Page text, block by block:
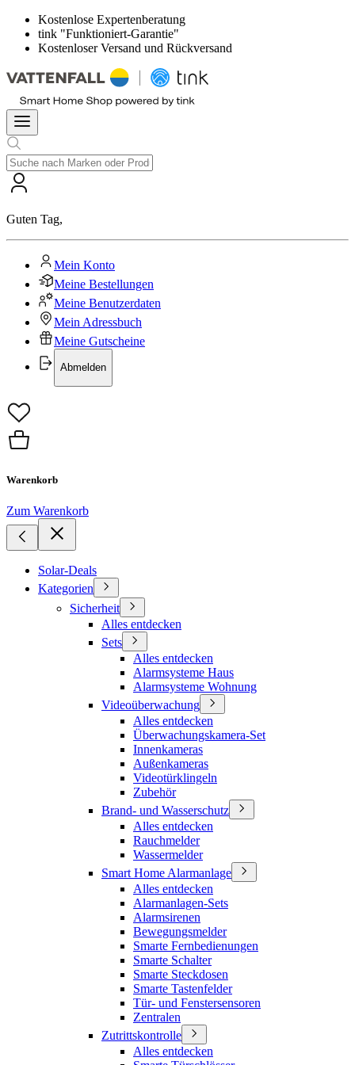
Kostenlose Expertenberatung
tink "Funktioniert-Garantie"
Kostenloser Versand und Rückversand
Guten Tag,
Mein Konto
Meine Bestellungen
Meine Benutzerdaten
Mein Adressbuch
Meine Gutscheine
Abmelden
Warenkorb
Zum Warenkorb
Solar-Deals
Kategorien
Sicherheit
Alles entdecken
Sets
Alles entdecken
Alarmsysteme Haus
Alarmsysteme Wohnung
Videoüberwachung
Alles entdecken
Überwachungskamera-Set
Innenkameras
Außenkameras
Videotürklingeln
Zubehör
Brand- und Wasserschutz
Alles entdecken
Rauchmelder
Wassermelder
Smart Home Alarmanlage
Alles entdecken
Alarmanlagen-Sets
Alarmsirenen
Bewegungsmelder
Smarte Fernbedienungen
Smarte Schalter
Smarte Steckdosen
Smarte Tastenfelder
Tür- und Fenstersensoren
Zentralen
Zutrittskontrolle
Alles entdecken